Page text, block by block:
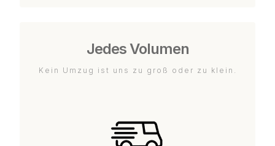
Jedes Volumen
Kein Umzug ist uns zu groß oder zu klein.